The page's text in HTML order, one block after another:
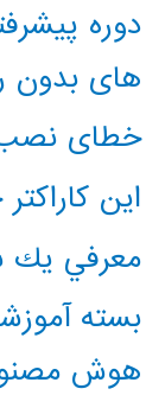
دوره
های بدون
خطای نصب
این کاراکتر
معرفي يك
بسته
هوش